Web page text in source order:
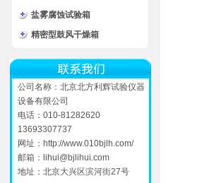
盐雾腐蚀试验箱
精密型鼓风干燥箱
公司名称：北京北方利辉试验仪器
设备有限公司
电话：010-81282620
13693307737
网址： http://www.010bjlh.com/
邮箱： lihui@bjlihui.com
地址：北京大兴区滨河街27号